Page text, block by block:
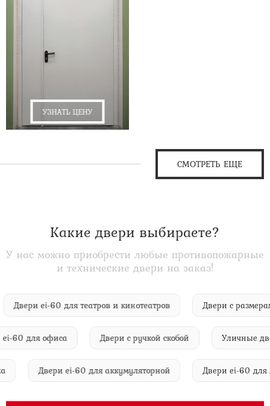
УЗНАТЬ ЦЕНУ
СМОТРЕТЬ ЕЩЕ
Какие двери выбираете?
У нас можно приобрести любые противопожарные
и технические двери на заказ!
Двери ei-60 для театров и кинотеатров Двери с
для офиса Двери с ручкой скобой Уличные двери
Двери ei-60 для аккумуляторной Двери ei-60